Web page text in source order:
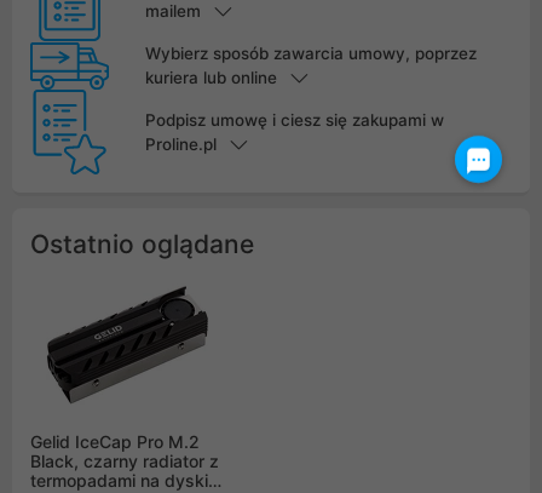
mailem
Wybierz sposób zawarcia umowy, poprzez
kuriera lub online
Podpisz umowę i ciesz się zakupami w
Proline.pl
Ostatnio oglądane
Gelid IceCap Pro M.2
Black, czarny radiator z
termopadami na dyski